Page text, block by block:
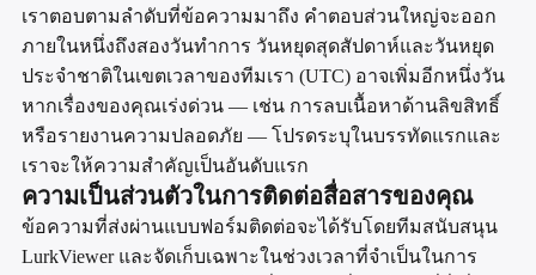
เราตอบตามลำดับที่ข้อความมาถึง คำตอบส่วนใหญ่จะออก
ภายในหนึ่งถึงสองวันทำการ วันหยุดสุดสัปดาห์และวันหยุด
ประจำชาติในเขตเวลาของทีมเรา (UTC) อาจเพิ่มอีกหนึ่งวัน
หากเรื่องของคุณเร่งด่วน — เช่น การลบเนื้อหาด้านลิขสิทธิ์
หรือรายงานความปลอดภัย — โปรดระบุในบรรทัดแรกและ
เราจะให้ความสำคัญเป็นอันดับแรก
ความเป็นส่วนตัวในการติดต่อสื่อสารของคุณ
ข้อความที่ส่งผ่านแบบฟอร์มติดต่อจะได้รับโดยทีมสนับสนุน
LurkViewer และจัดเก็บเฉพาะในช่วงเวลาที่จำเป็นในการ